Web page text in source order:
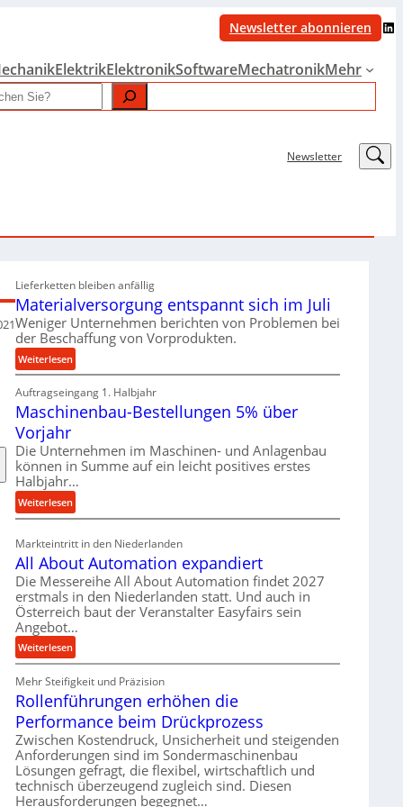
Newsletter abonnieren LinkedIn
ElektrikElektronikSoftwareMechatronikMehr
Newsletter LinkedIn
Lieferketten bleiben anfällig
Materialversorgung entspannt sich im Juli
Weniger Unternehmen berichten von Problemen bei
der Beschaffung von Vorprodukten.
Weiterlesen:
M
a
t
i
l
v
r
s
o
r
g
u
n
g
e
n
t
p
a
n
n
Auftragseingang 1. Halbjahr
Maschinenbau-Bestellungen 5% über
Vorjahr
Die Unternehmen im Maschinen- und Anlagenbau
können in Summe auf ein leicht positives erstes
Halbjahr…
Weiterlesen:
M
c
h
i
n
e
n
a
u
-
B
e
s
t
Markteintritt in den Niederlanden
All About Automation expandiert
Die Messereihe All About Automation findet 2027
erstmals in den Niederlanden statt. Und auch in
Österreich baut der Veranstalter Easyfairs sein
Angebot…
Weiterlesen:
A
l
l
b
o
u
t
A
Mehr Steifigkeit und Präzision
Rollenführungen erhöhen die
Performance beim Drückprozess
Zwischen Kostendruck, Unsicherheit und steigenden
Anforderungen sind im Sondermaschinenbau
Lösungen gefragt, die flexibel, wirtschaftlich und
technisch überzeugend zugleich sind. Diesen
Herausforderungen begegnet…